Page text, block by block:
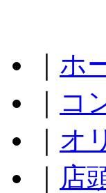
ホ
コ
オ
店